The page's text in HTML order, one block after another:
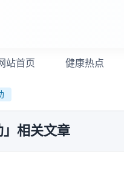
站首页 健康热点
相关文章